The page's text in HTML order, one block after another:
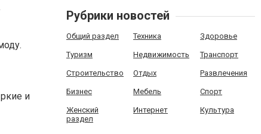
и
Рубрики новостей
Общий раздел Техника Здоровье
Туризм Недвижимость Транспорт
Строительство Отдых Развлечения
Бизнес Мебель Спорт
Женский
раздел
Интернет Культура